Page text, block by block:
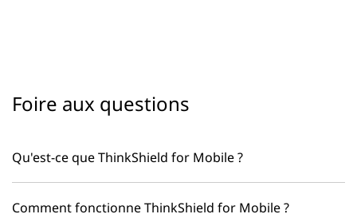
Foire aux questions
Qu'est-ce que ThinkShield for Mobile ?
Comment fonctionne ThinkShield for Mobile ?